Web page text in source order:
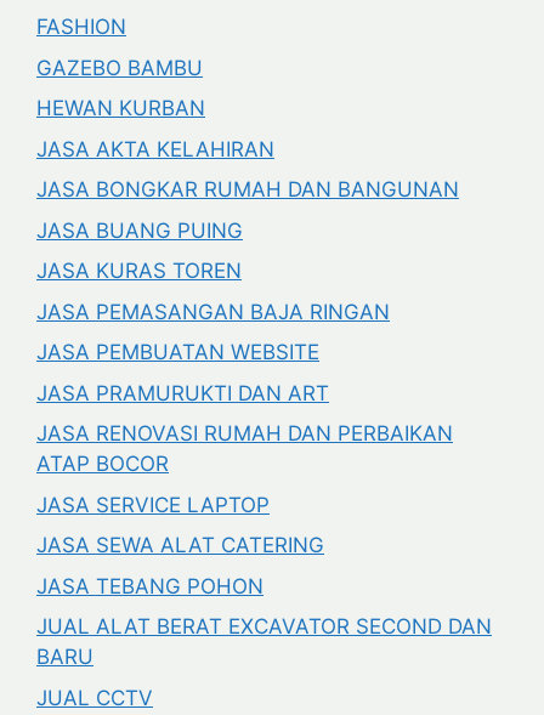
FASHION
GAZEBO BAMBU
HEWAN KURBAN
JASA AKTA KELAHIRAN
JASA BONGKAR RUMAH DAN BANGUNAN
JASA BUANG PUING
JASA KURAS TOREN
JASA PEMASANGAN BAJA RINGAN
JASA PEMBUATAN WEBSITE
JASA PRAMURUKTI DAN ART
JASA RENOVASI RUMAH DAN PERBAIKAN
ATAP BOCOR
JASA SERVICE LAPTOP
JASA SEWA ALAT CATERING
JASA TEBANG POHON
JUAL ALAT BERAT EXCAVATOR SECOND DAN
BARU
JUAL CCTV